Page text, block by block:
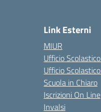
Link Esterni
MIUR
Ufficio
Ufficio
Scuola in Chiaro
Iscrizioni On Line
Invalsi